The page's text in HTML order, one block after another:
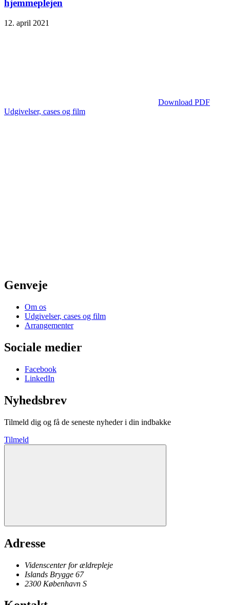
hjemmeplejen
12. april 2021
Download PDF
Udgivelser, cases og film
Genveje
Om os
Udgivelser, cases og film
Arrangementer
Sociale medier
Facebook
LinkedIn
Nyhedsbrev
Tilmeld dig og få de seneste nyheder i din indbakke
Tilmeld
Adresse
Videnscenter for ældrepleje
Islands Brygge 67
2300 København S